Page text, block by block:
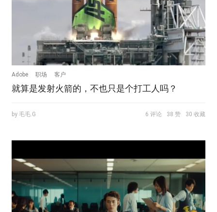
Adobe 职场 客户
就算是发射火箭的，不也只是个打工人吗？
by 毛毛.G 6 评论 38 赞 30 收藏